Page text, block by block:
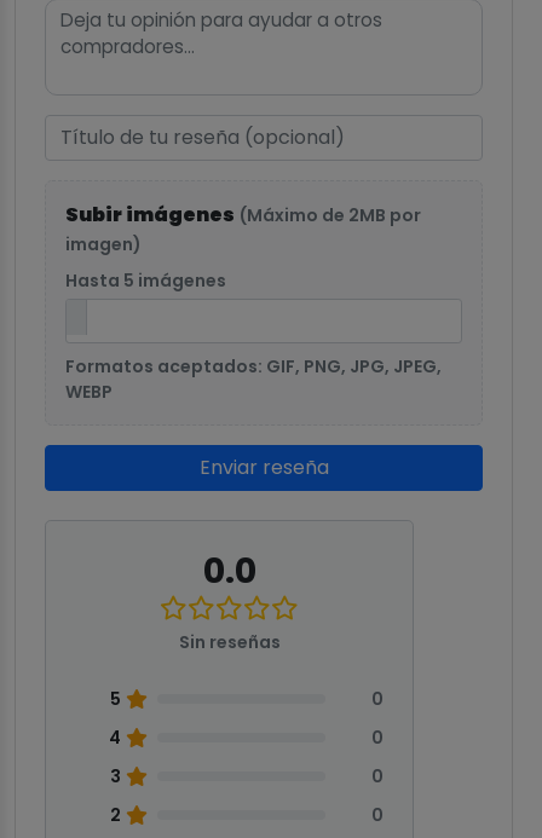
Subir imágenes (Máximo de 2MB por
imagen)
Hasta 5 imágenes
Formatos aceptados: GIF, PNG, JPG, JPEG,
WEBP
Enviar reseña
0.0
Sin reseñas
5
0
4
0
3
0
2
0